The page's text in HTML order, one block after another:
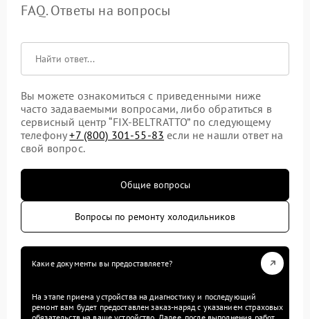
FAQ. Ответы на вопросы
Вы можете ознакомиться с приведенными ниже
часто задаваемыми вопросами, либо обратиться в
сервисный центр “FIX-BELTRATTO” по следующему
телефону+7 (800) 301-55-83 если не нашли ответ на
свой вопрос.
Общие вопросы
Вопросы по ремонту холодильников
Какие документы вы предоставляете?
На этапе приема устройства на диагностику и последующий
ремонт вам будет предоставлен заказ-наряд с указанием страховых